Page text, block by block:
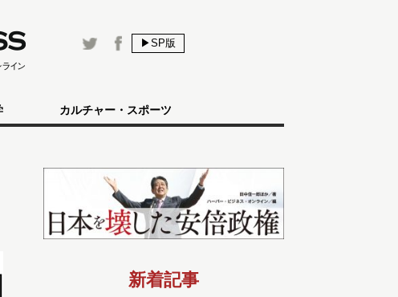
▶SP版
カルチャー・スポーツ
新着記事